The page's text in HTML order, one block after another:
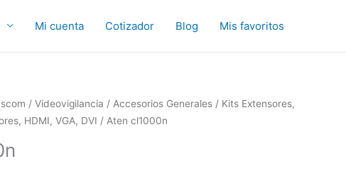
Mi cuenta Cotizador Blog Mis favoritos
/ Videovigilancia / Accesorios Generales / Kits Extensores,
HDMI, VGA, DVI / Aten cl1000n